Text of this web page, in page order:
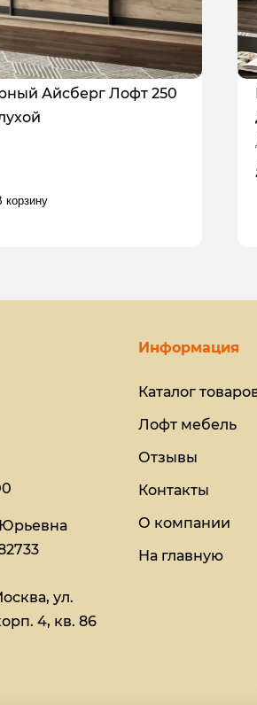
Айсберг Лофт 250
корзину
Юрьевна​
ул.
4, кв. 86
Информация
Каталог
Лофт мебель
Отзывы
Контакты
О компании
На главную